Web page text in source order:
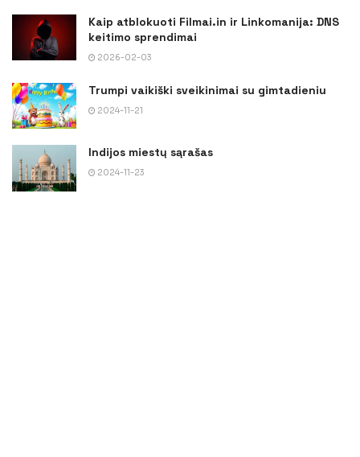
Kaip atblokuoti Filmai.in ir Linkomanija: DNS
keitimo sprendimai
2026-02-03
Trumpi vaikiški sveikinimai su gimtadieniu
2024-11-21
Indijos miestų sąrašas
2024-11-23